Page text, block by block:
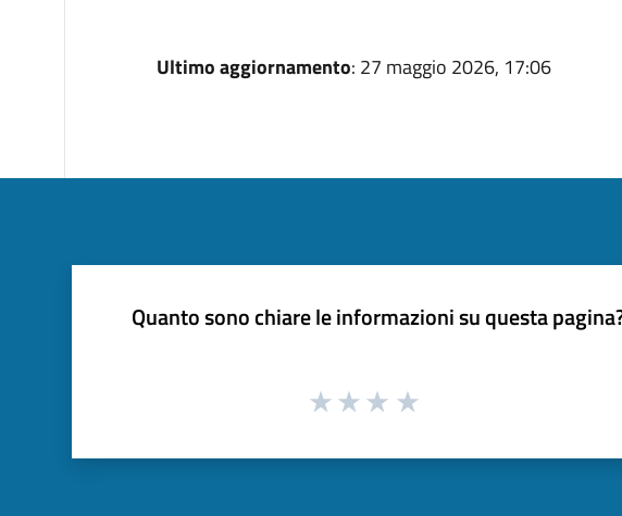
Ultimo aggiornamento: 27 maggio 2026, 17:06
Quanto sono chiare le informazioni su questa